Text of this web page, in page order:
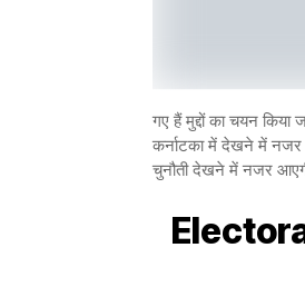
गए हैं मुद्दों का चयन किया
कर्नाटका में देखने में नजर
चुनौती देखने में नजर आएगी